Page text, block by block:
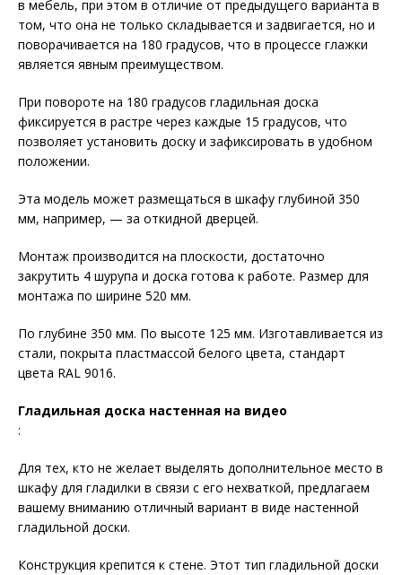
в мебель, при этом в отличие от предыдущего варианта в
том, что она не только складывается и задвигается, но и
поворачивается на 180 градусов, что в процессе глажки
является явным преимуществом.
При повороте на 180 градусов гладильная доска
фиксируется в растре через каждые 15 градусов, что
позволяет установить доску и зафиксировать в удобном
положении.
Эта модель может размещаться в шкафу глубиной 350
мм, например, — за откидной дверцей.
Монтаж производится на плоскости, достаточно
закрутить 4 шурупа и доска готова к работе. Размер для
монтажа по ширине 520 мм.
По глубине 350 мм. По высоте 125 мм. Изготавливается из
стали, покрыта пластмассой белого цвета, стандарт
цвета RAL 9016.
Гладильная доска настенная на видео
:
Для тех, кто не желает выделять дополнительное место в
шкафу для гладилки в связи с его нехваткой, предлагаем
вашему вниманию отличный вариант в виде настенной
гладильной доски.
Конструкция крепится к стене. Этот тип гладильной доски